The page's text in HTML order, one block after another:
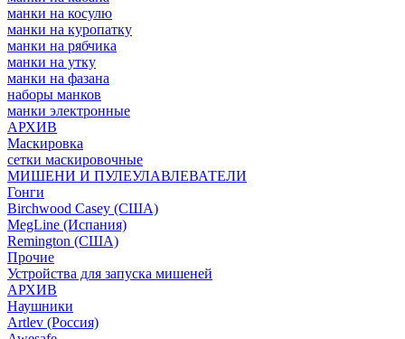
манки на косулю
манки на куропатку
манки на рябчика
манки на утку
манки на фазана
наборы манков
манки электронные
АРХИВ
Маскировка
сетки маскировочные
МИШЕНИ И ПУЛЕУЛАВЛЕВАТЕЛИ
Гонги
Birchwood Casey (США)
MegLine (Испания)
Remington (США)
Прочие
Устройства для запуска мишеней
АРХИВ
Наушники
Artlev (Россия)